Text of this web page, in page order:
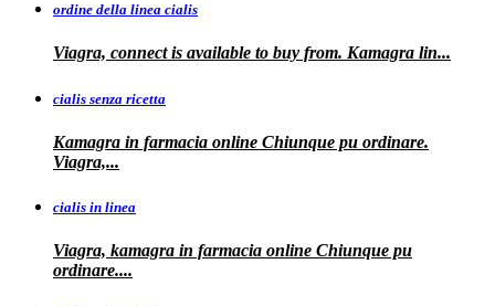
ordine della linea cialis
Viagra, connect is available to buy from. Kamagra lin...
cialis senza ricetta
Kamagra in farmacia online Chiunque pu ordinare.
Viagra,...
cialis in linea
Viagra, kamagra in farmacia online Chiunque pu
ordinare....